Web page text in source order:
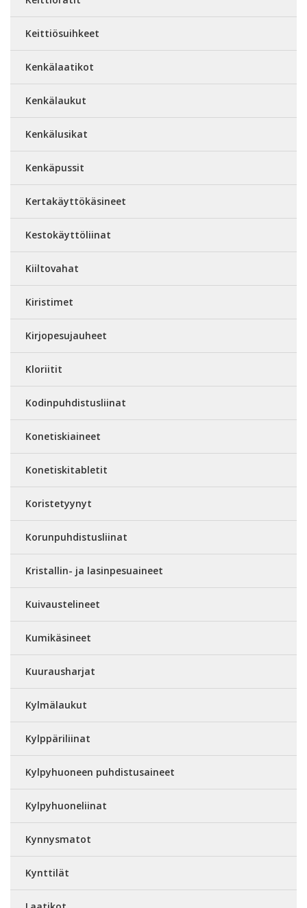
Keittiösuihkeet
Kenkälaatikot
Kenkälaukut
Kenkälusikat
Kenkäpussit
Kertakäyttökäsineet
Kestokäyttöliinat
Kiiltovahat
Kiristimet
Kirjopesujauheet
Kloriitit
Kodinpuhdistusliinat
Konetiskiaineet
Konetiskitabletit
Koristetyynyt
Korunpuhdistusliinat
Kristallin- ja lasinpesuaineet
Kuivaustelineet
Kumikäsineet
Kuurausharjat
Kylmälaukut
Kylppäriliinat
Kylpyhuoneen puhdistusaineet
Kylpyhuoneliinat
Kynnysmatot
Kynttilät